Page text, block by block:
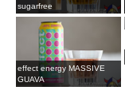
sugarfree
effect energy MASSIVE
GUAVA